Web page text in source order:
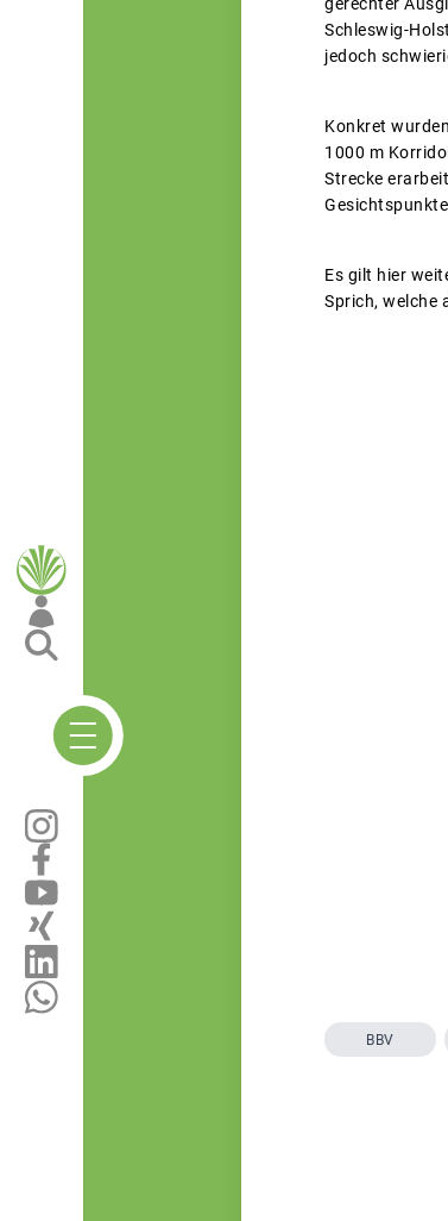
Schleswig-
jedoch
Konkret
1000 m
Strecke
Es gilt hier
Sprich, welche
BBV